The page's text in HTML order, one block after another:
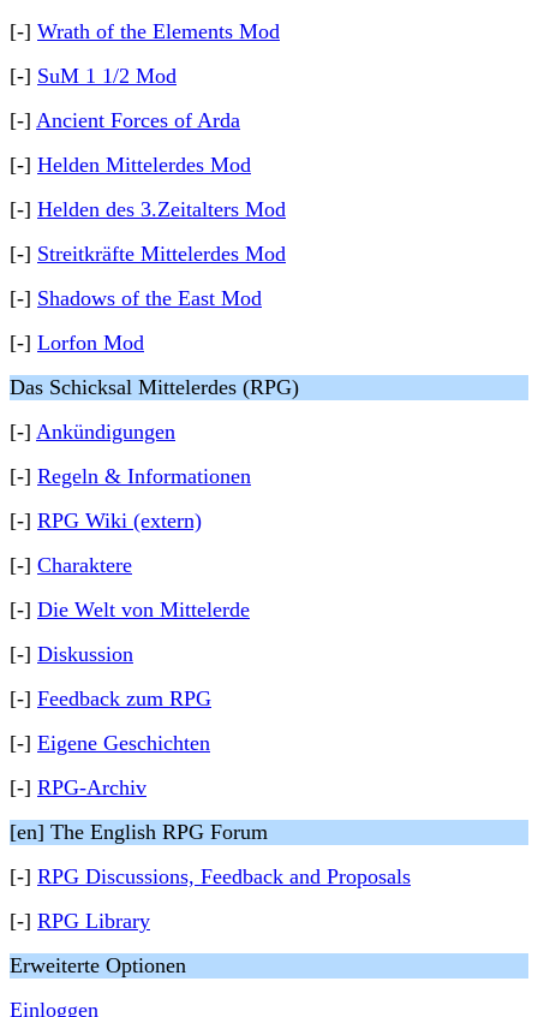
[-] Wrath of the Elements Mod
[-] SuM 1 1/2 Mod
[-] Ancient Forces of Arda
[-] Helden Mittelerdes Mod
[-] Helden des 3.Zeitalters Mod
[-] Streitkräfte Mittelerdes Mod
[-] Shadows of the East Mod
[-] Lorfon Mod
Das Schicksal Mittelerdes (RPG)
[-] Ankündigungen
[-] Regeln & Informationen
[-] RPG Wiki (extern)
[-] Charaktere
[-] Die Welt von Mittelerde
[-] Diskussion
[-] Feedback zum RPG
[-] Eigene Geschichten
[-] RPG-Archiv
[en] The English RPG Forum
[-] RPG Discussions, Feedback and Proposals
[-] RPG Library
Erweiterte Optionen
Einloggen